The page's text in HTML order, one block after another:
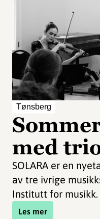
Tønsberg
med
SOLARA er en
av tre ivrige
Institutt for
Les mer